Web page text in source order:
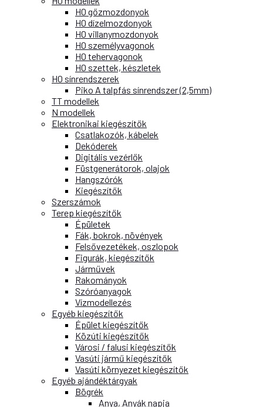
H0 gőzmozdonyok
H0 dízelmozdonyok
H0 villanymozdonyok
H0 személyvagonok
H0 tehervagonok
H0 szettek, készletek
H0 sínrendszerek
Piko A talpfás sínrendszer (2,5mm)
TT modellek
N modellek
Elektronikai kiegészítők
Csatlakozók, kábelek
Dekóderek
Digitális vezérlők
Füstgenerátorok, olajok
Hangszórók
Kiegészítők
Szerszámok
Terep kiegészítők
Épületek
Fák, bokrok, növények
Felsővezetékek, oszlopok
Figurák, kiegészítők
Járművek
Rakományok
Szóróanyagok
Vízmodellezés
Egyéb kiegészítők
Épület kiegészítők
Közúti kiegészítők
Városi / falusi kiegészítők
Vasúti jármű kiegészítők
Vasúti környezet kiegészítők
Egyéb ajándéktárgyak
Bögrék
Anya, Anyák napja